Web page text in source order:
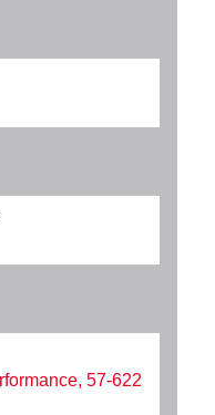
57-622